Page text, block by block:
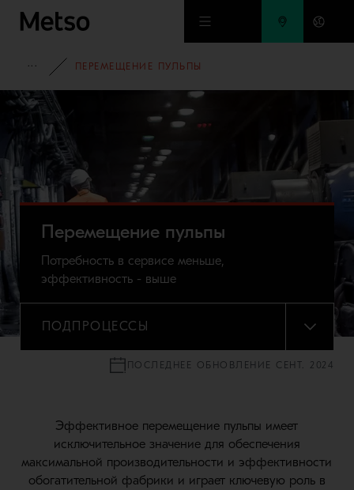
Перейти к основному содержимому
ГОРНАЯ ПРОМЫШЛЕННОСТЬ
ПЕРЕМЕЩЕНИЕ ПУЛЬПЫ
Перемещение пульпы
Потребность в сервисе меньше,
эффективность - выше
ПОДПРОЦЕССЫ
МЕНЮ
ПОСЛЕДНЕЕ ОБНОВЛЕНИЕ СЕНТ. 2024
Эффективное перемещение пульпы имеет
исключительное значение для обеспечения
максимальной производительности и эффективности
обогатительной фабрики и играет ключевую роль в